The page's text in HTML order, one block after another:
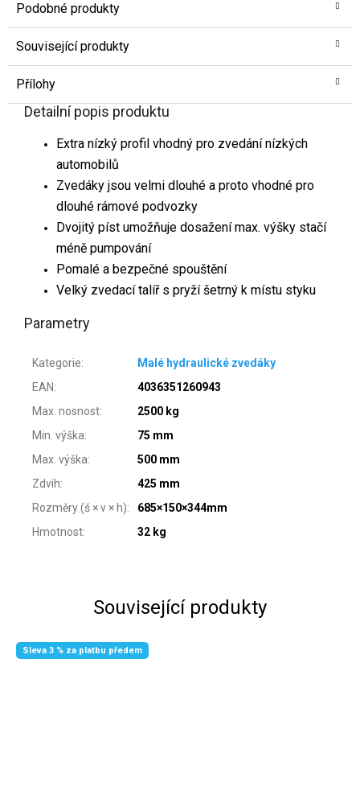
Podobné produkty
Související produkty
Přílohy
Detailní popis produktu
Extra nízký profil vhodný pro zvedání nízkých
automobilů
Zvedáky jsou velmi dlouhé a proto vhodné pro
dlouhé rámové podvozky
Dvojitý píst umožňuje dosažení max. výšky stačí
méně pumpování
Pomalé a bezpečné spouštění
Velký zvedací talíř s pryží šetrný k místu styku
Parametry
Kategorie:
Malé hydraulické zvedáky
EAN:
4036351260943
Max. nosnost:
2500 kg
Min. výška:
75 mm
Max. výška:
500 mm
Zdvih:
425 mm
Rozměry (š × v × h):
685×150×344mm
Hmotnost: 32 kg
Související produkty
Sleva 3 % za platbu předem